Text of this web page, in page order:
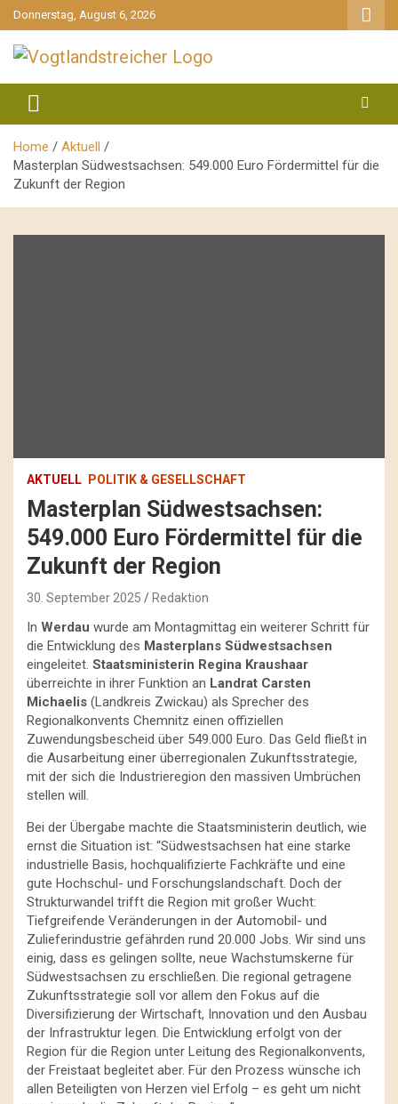
gehe
zum
Inhalt
Donnerstag, August 6, 2026
Vogtlandstreicher
Home
Aktuell
Masterplan Südwestsachsen: 549.000 Euro Fördermittel für die
Zukunft der Region
AKTUELL POLITIK & GESELLSCHAFT
Masterplan Südwestsachsen:
549.000 Euro Fördermittel für die
Zukunft der Region
30. September 2025 Redaktion
In Werdau wurde am Montagmittag ein weiterer Schritt für
die Entwicklung des Masterplans Südwestsachsen
eingeleitet. Staatsministerin Regina Kraushaar
überreichte in ihrer Funktion an Landrat Carsten
Michaelis (Landkreis Zwickau) als Sprecher des
Regionalkonvents Chemnitz einen offiziellen
Zuwendungsbescheid über 549.000 Euro. Das Geld fließt in
die Ausarbeitung einer überregionalen Zukunftsstrategie,
mit der sich die Industrieregion den massiven Umbrüchen
stellen will.
Bei der Übergabe machte die Staatsministerin deutlich, wie
ernst die Situation ist: “Südwestsachsen hat eine starke
industrielle Basis, hochqualifizierte Fachkräfte und eine
gute Hochschul- und Forschungslandschaft. Doch der
Strukturwandel trifft die Region mit großer Wucht:
Tiefgreifende Veränderungen in der Automobil- und
Zulieferindustrie gefährden rund 20.000 Jobs. Wir sind uns
einig, dass es gelingen sollte, neue Wachstumskerne für
Südwestsachsen zu erschließen. Die regional getragene
Zukunftsstrategie soll vor allem den Fokus auf die
Diversifizierung der Wirtschaft, Innovation und den Ausbau
der Infrastruktur legen. Die Entwicklung erfolgt von der
Region für die Region unter Leitung des Regionalkonvents,
der Freistaat begleitet aber. Für den Prozess wünsche ich
allen Beteiligten von Herzen viel Erfolg – es geht um nicht